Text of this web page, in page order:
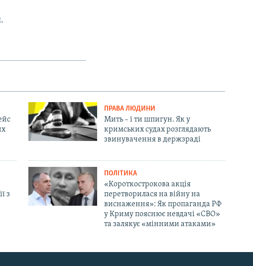
ПРАВА ЛЮДИНИ
Мить – і ти шпигун. Як у
кримських судах розглядають
звинувачення в держзраді
з
ПОЛІТИКА
«Короткострокова акція
перетворилася на війну на
виснаження»: Як пропаганда РФ
у Криму пояснює невдачі «СВО»
та залякує «мінними атаками»